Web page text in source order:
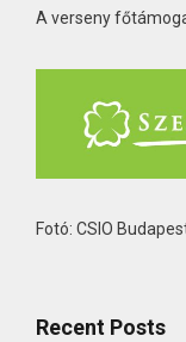
A verseny
Fotó: CSIO
Recent Posts